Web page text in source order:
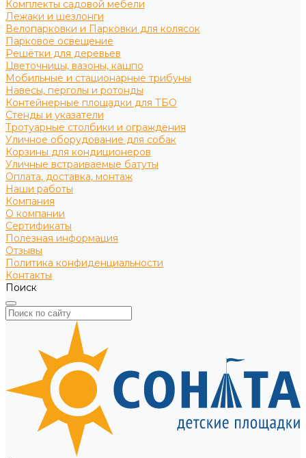
Комплекты садовой мебели
Лежаки и шезлонги
Велопарковки и Парковки для колясок
Парковое освещение
Решётки для деревьев
Цветочницы, вазоны, кашпо
Мобильные и стационарные трибуны
Навесы, перголы и ротонды
Контейнерные площадки для ТБО
Стенды и указатели
Тротуарные столбики и ограждения
Уличное оборудование для собак
Корзины для кондиционеров
Уличные встраиваемые батуты
Оплата, доставка, монтаж
Наши работы
Компания
О компании
Сертификаты
Полезная информация
Отзывы
Политика конфиденциальности
Контакты
Поиск